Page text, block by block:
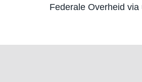
Federale Overheid via